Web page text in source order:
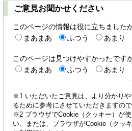
ご意見お聞かせください
このページの情報は役に立ちました
まあまあ
ふつう あまり
このページは見つけやすかったです
まあまあ
ふつう あまり
※1 いただいたご意見は、より分かり
るために参考にさせていただきますの
※2 ブラウザでCookie（クッキー）が
い、または、ブラウザがCookie（クッ